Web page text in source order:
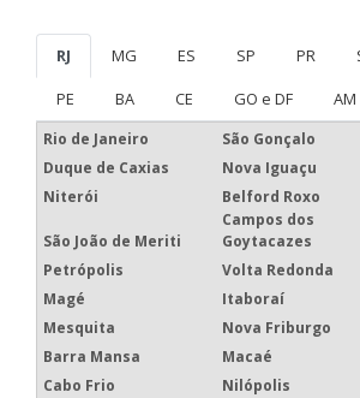
RJ MG ES SP PR
PE
BA CE GO e DF AM
Rio de Janeiro
São Gonçalo
Duque de Caxias
Nova Iguaçu
Niterói
Belford Roxo
São João de Meriti
Campos dos
Goytacazes
Petrópolis
Volta Redonda
Magé
Itaboraí
Mesquita
Nova Friburgo
Barra Mansa
Macaé
Cabo Frio
Nilópolis